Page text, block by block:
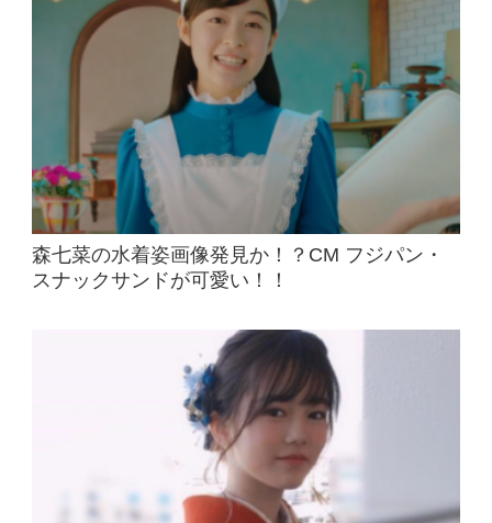
森七菜の水着姿画像発見か！？CM フジパン・
スナックサンドが可愛い！！